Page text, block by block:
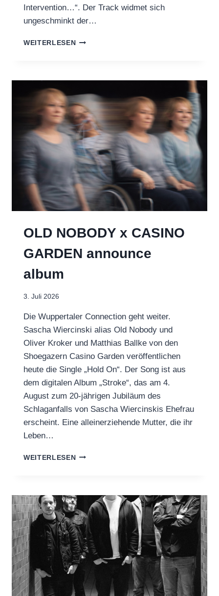
Intervention…“. Der Track widmet sich
ungeschminkt der…
WEITERLESENROMANS
SINGLE
DEBUT
ALBUM
PRE-
ORDER
OLD NOBODY x CASINO
GARDEN announce
album
3. Juli 2026
Die Wuppertaler Connection geht weiter.
Sascha Wiercinski alias Old Nobody und
Oliver Kroker und Matthias Ballke von den
Shoegazern Casino Garden veröffentlichen
heute die Single „Hold On“. Der Song ist aus
dem digitalen Album „Stroke“, das am 4.
August zum 20-jährigen Jubiläum des
Schlaganfalls von Sascha Wiercinskis Ehefrau
erscheint. Eine alleinerziehende Mutter, die ihr
Leben…
WEITERLESENOLD
GARDEN
ANNOUNCE
ALBUM